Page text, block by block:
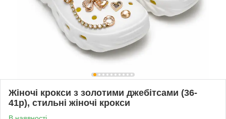
Жіночі крокси з золотими джебітсами (36-
41р), стильні жіночі крокси